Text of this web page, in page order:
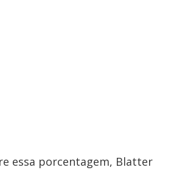
essa porcentagem, Blatter